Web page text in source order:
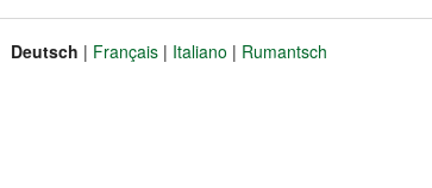
Sprache
Deutsch Français Italiano Rumantsch